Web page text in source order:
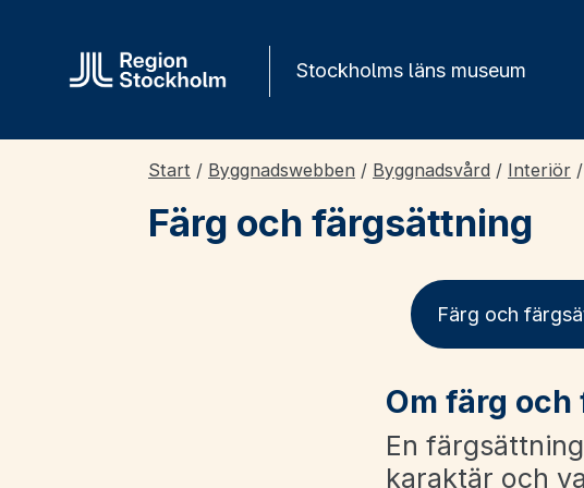
Stockholms läns museum
Start / Byggnadswebben / Byggnadsvård / Interiör /
Färg och färgsättning
Färg och
Om färg
En
karaktär och